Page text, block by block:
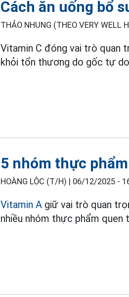
Cách ăn uống bổ
THẢO NHUNG (THEO VERY WELL
Vitamin C đóng vai trò quan
khỏi tổn thương do gốc tự
5 nhóm thực
HOÀNG LỘC (T/H) | 06/12/2025 -
Vitamin A giữ vai trò quan
nhiều nhóm thực phẩm quen